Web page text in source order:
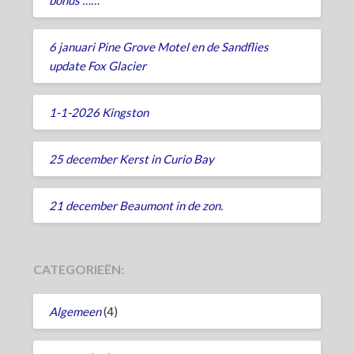
6 januari Pine Grove Motel en de Sandflies
update Fox Glacier
1-1-2026 Kingston
25 december Kerst in Curio Bay
21 december Beaumont in de zon.
CATEGORIEËN:
Algemeen(4)